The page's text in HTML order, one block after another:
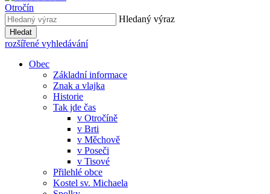
Otročín
Hledaný výraz
Hledat
rozšířené vyhledávání
Obec
Základní informace
Znak a vlajka
Historie
Tak jde čas
v Otročíně
v Brti
v Měchově
v Poseči
v Tisové
Přilehlé obce
Kostel sv. Michaela